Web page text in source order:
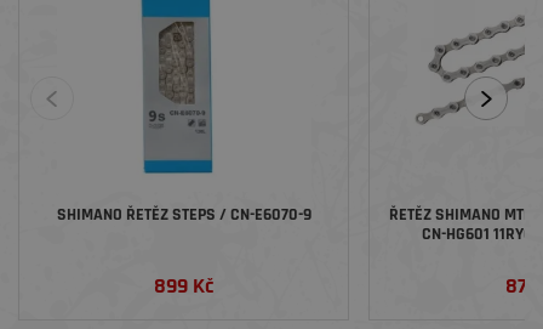
SHIMANO ŘETĚZ STEPS / CN-E6070-9
899 Kč
ŘETĚZ SHIMANO
CN-HG601
876